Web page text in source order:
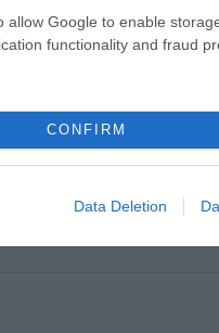
allow Google to enable
functionality and fraud
CONFIRM
Data Deletion
című alkotását
azonban az öt
elnyerni az Oscar-